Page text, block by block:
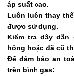
áp suất cao.
Luôn luôn thay
được sử dụng.
Kiểm tra dây
hỏng hoặc đã cũ
Để đảm bảo an
trên bình gas: